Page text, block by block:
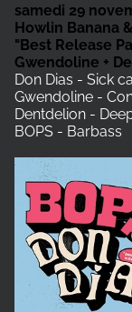
samedi 29
Howlin Banana
"Best Release
Gwendoline +
Don Dias - Sick
Gwendoline -
Dentdelion -
BOPS - Barbass